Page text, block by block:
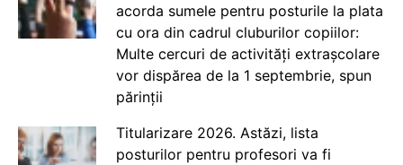
acorda sumele pentru posturile la plata
cu ora din cadrul cluburilor copiilor:
Multe cercuri de activități extrașcolare
vor dispărea de la 1 septembrie, spun
părinții
Titularizare 2026. Astăzi, lista
posturilor pentru profesori va fi